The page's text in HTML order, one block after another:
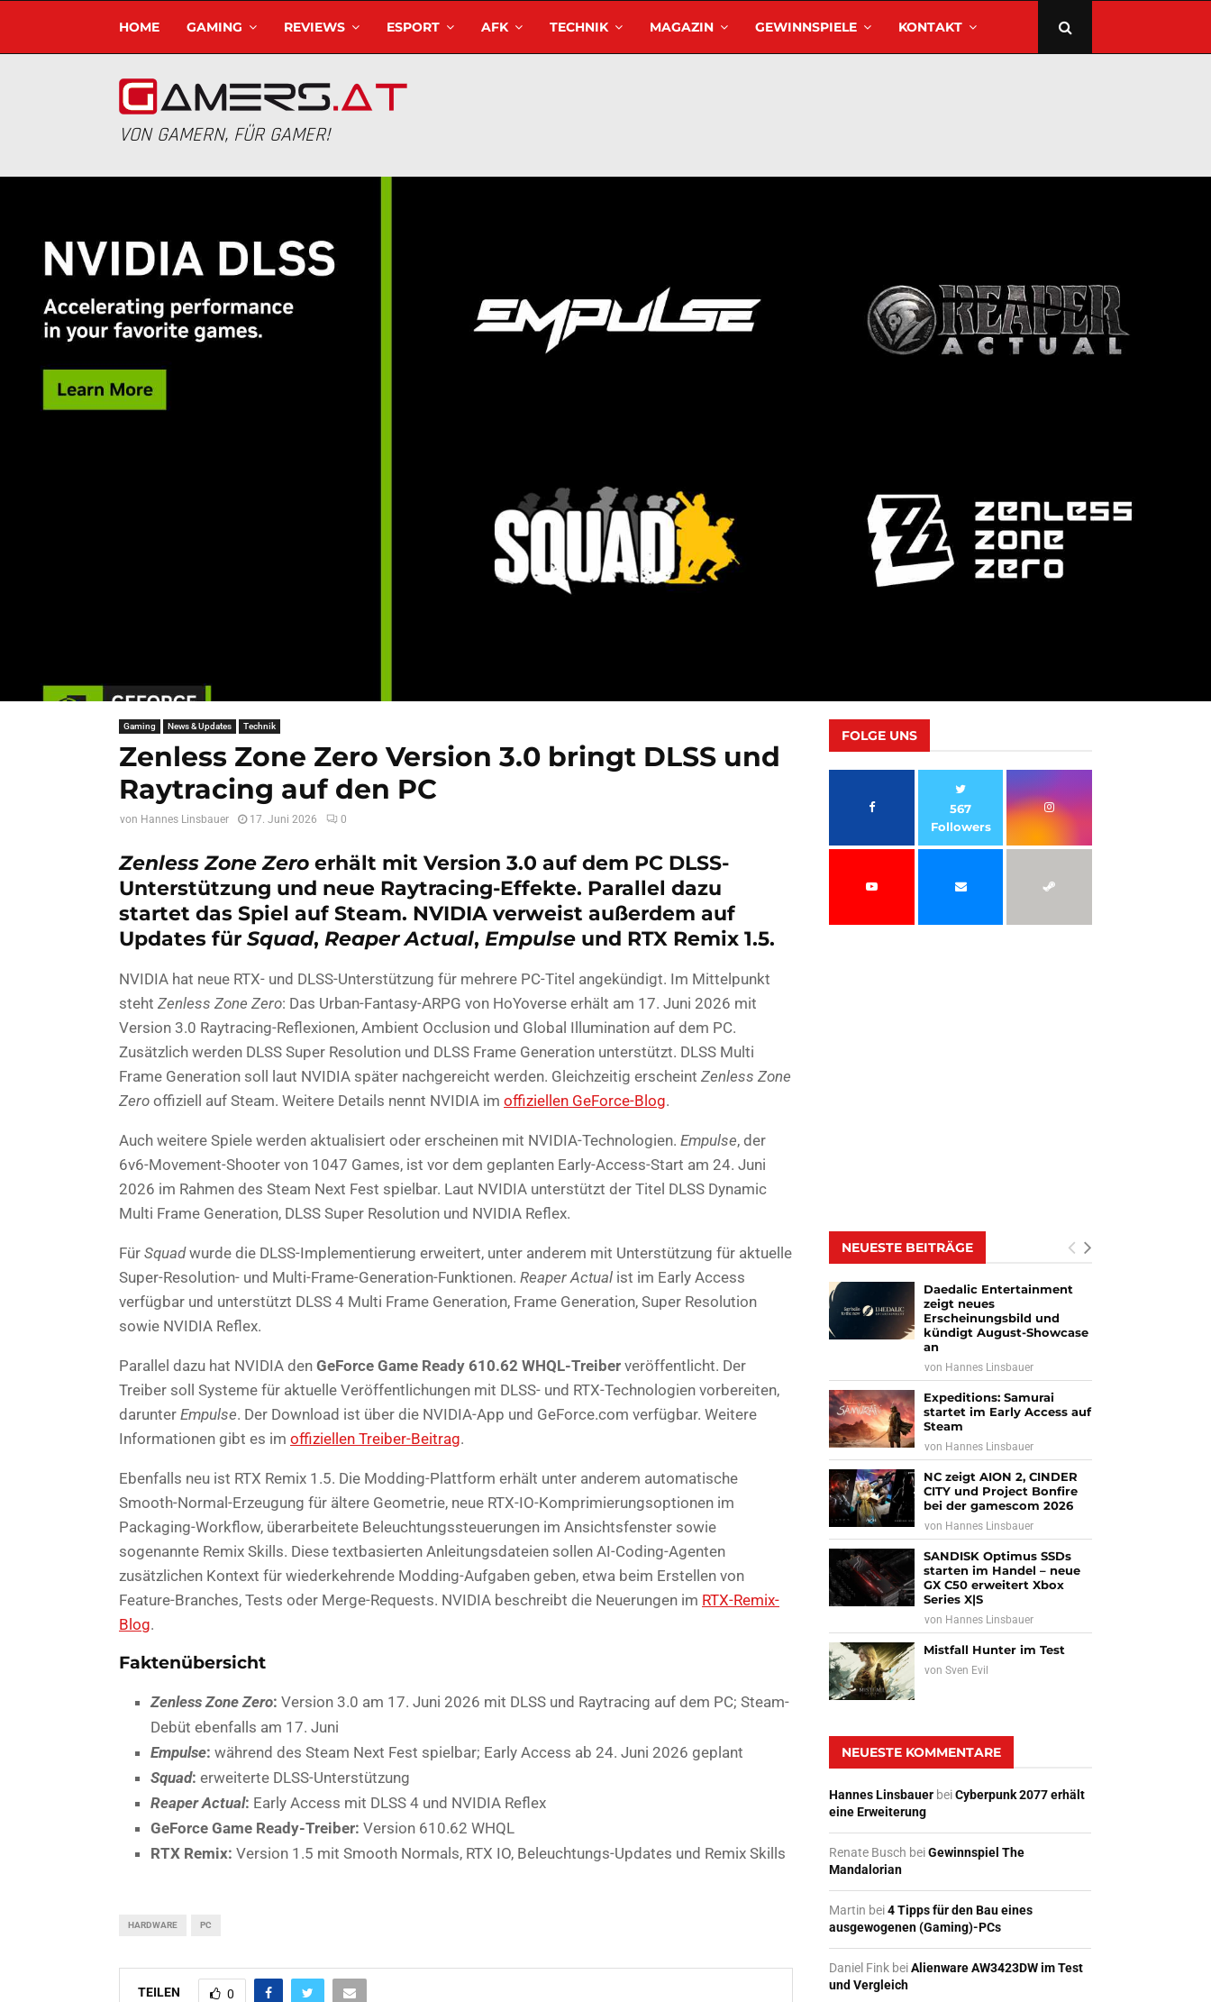
HOME GAMING REVIEWS ESPORT AFK TECHNIK MAGAZIN GEWINNSPIELE KONTAKT
VON GAMERN, FÜR GAMER!
Gaming News & Updates Technik
Zenless Zone Zero Version 3.0 bringt DLSS und
Raytracing auf den PC
von Hannes Linsbauer 17. Juni 2026 0
Zenless Zone Zero erhält mit Version 3.0 auf dem PC DLSS-
Unterstützung und neue Raytracing-Effekte. Parallel dazu
startet das Spiel auf Steam. NVIDIA verweist außerdem auf
Updates für Squad, Reaper Actual, Empulse und RTX Remix 1.5.
NVIDIA hat neue RTX- und DLSS-Unterstützung für mehrere PC-Titel angekündigt. Im Mittelpunkt
steht Zenless Zone Zero: Das Urban-Fantasy-ARPG von HoYoverse erhält am 17. Juni 2026 mit
Version 3.0 Raytracing-Reflexionen, Ambient Occlusion und Global Illumination auf dem PC.
Zusätzlich werden DLSS Super Resolution und DLSS Frame Generation unterstützt. DLSS Multi
Frame Generation soll laut NVIDIA später nachgereicht werden. Gleichzeitig erscheint Zenless Zone
Zero offiziell auf Steam. Weitere Details nennt NVIDIA im offiziellen GeForce-Blog.
Auch weitere Spiele werden aktualisiert oder erscheinen mit NVIDIA-Technologien. Empulse, der
6v6-Movement-Shooter von 1047 Games, ist vor dem geplanten Early-Access-Start am 24. Juni
2026 im Rahmen des Steam Next Fest spielbar. Laut NVIDIA unterstützt der Titel DLSS Dynamic
Multi Frame Generation, DLSS Super Resolution und NVIDIA Reflex.
Für Squadwurde die DLSS-Implementierung erweitert, unter anderem mit Unterstützung für aktuelle
Super-Resolution- und Multi-Frame-Generation-Funktionen. Reaper Actual ist im Early Access
verfügbar und unterstützt DLSS 4 Multi Frame Generation, Frame Generation, Super Resolution
sowie NVIDIA Reflex.
Parallel dazu hat NVIDIA den GeForce Game Ready 610.62 WHQL-Treiber veröffentlicht. Der
Treiber soll Systeme für aktuelle Veröffentlichungen mit DLSS- und RTX-Technologien vorbereiten,
darunter Empulse. Der Download ist über die NVIDIA-App und GeForce.com verfügbar. Weitere
Informationen gibt es im offiziellen Treiber-Beitrag.
Ebenfalls neu ist RTX Remix 1.5. Die Modding-Plattform erhält unter anderem automatische
Smooth-Normal-Erzeugung für ältere Geometrie, neue RTX-IO-Komprimierungsoptionen im
Packaging-Workflow, überarbeitete Beleuchtungssteuerungen im Ansichtsfenster sowie
sogenannte Remix Skills. Diese textbasierten Anleitungsdateien sollen AI-Coding-Agenten
zusätzlichen Kontext für wiederkehrende Modding-Aufgaben geben, etwa beim Erstellen von
Feature-Branches, Tests oder Merge-Requests. NVIDIA beschreibt die Neuerungen im RTX-Remix-
Blog.
Faktenübersicht
Zenless Zone Zero: Version 3.0 am 17. Juni 2026 mit DLSS und Raytracing auf dem PC; Steam-
Debüt ebenfalls am 17. Juni
Empulse: während des Steam Next Fest spielbar; Early Access ab 24. Juni 2026 geplant
Squad: erweiterte DLSS-Unterstützung
Reaper Actual: Early Access mit DLSS 4 und NVIDIA Reflex
GeForce Game Ready-Treiber: Version 610.62 WHQL
RTX Remix: Version 1.5 mit Smooth Normals, RTX IO, Beleuchtungs-Updates und Remix Skills
HARDWARE PC
TEILEN 0
FOLGE UNS
567
Followers
NEUESTE BEITRÄGE
Daedalic Entertainment
zeigt neues
Erscheinungsbild und
kündigt August-Showcase
an
von Hannes Linsbauer
Expeditions: Samurai
startet im Early Access auf
Steam
von Hannes Linsbauer
NC zeigt AION 2, CINDER
CITY und Project Bonfire
bei der gamescom 2026
von Hannes Linsbauer
SANDISK Optimus SSDs
starten im Handel – neue
GX C50 erweitert Xbox
Series X|S
von Hannes Linsbauer
Mistfall Hunter im Test
vonSven Evil
NEUESTE KOMMENTARE
Hannes Linsbauer beiCyberpunk 2077 erhält
eine Erweiterung
Renate Busch beiGewinnspiel The
Mandalorian
Martin bei4 Tipps für den Bau eines
ausgewogenen (Gaming)-PCs
Daniel Fink beiAlienware AW3423DW im Test
und Vergleich